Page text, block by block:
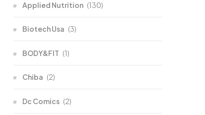
Applied Nutrition (130)
Biotech Usa (3)
BODY&FIT (1)
Chiba (2)
Dc Comics (2)